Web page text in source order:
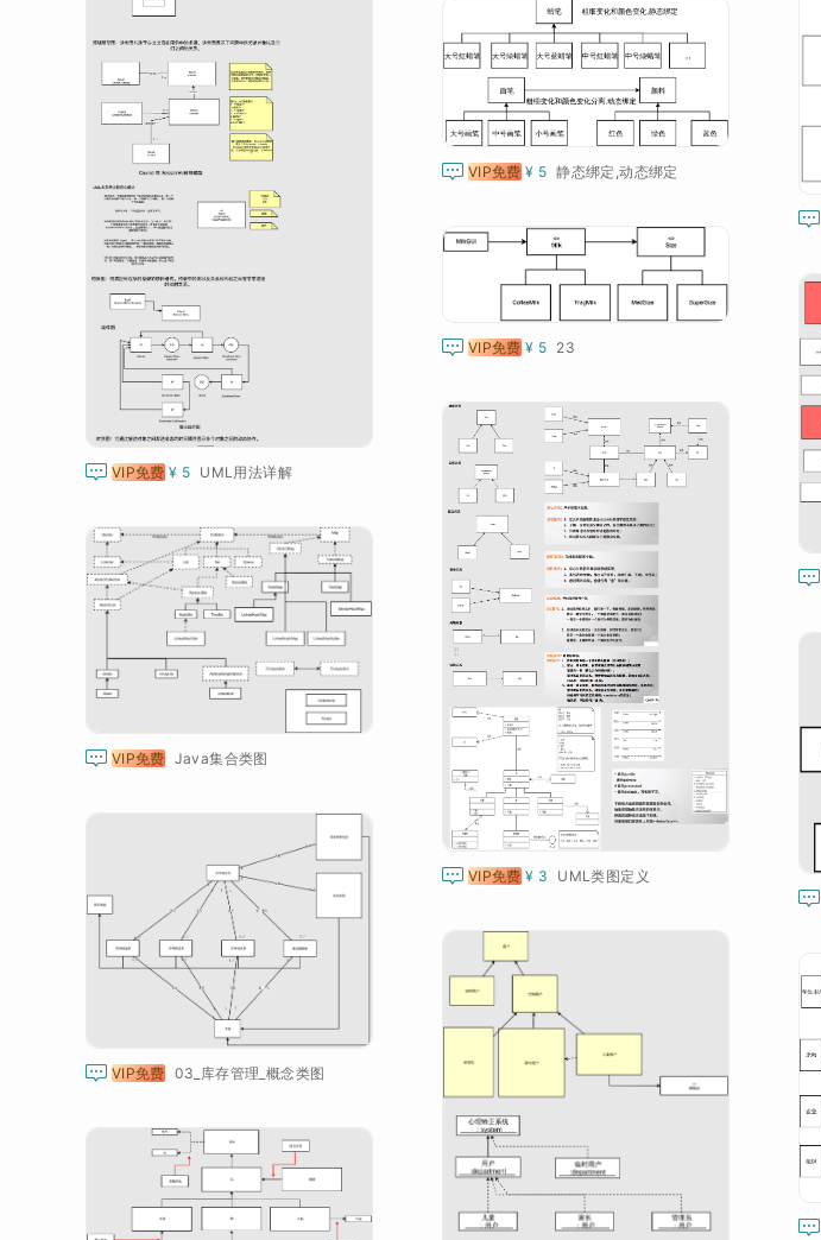
 VIP免费 ¥ 5 UML用法详解

 VIP免费 ¥ 5 静态绑定,动态绑定
 VIP免费 ¥ 5 23

 VIP免费 ¥ 3 UML类图定义
 VIP免费 Java集合类图

 VIP免费 03_库存管理_概念类图
